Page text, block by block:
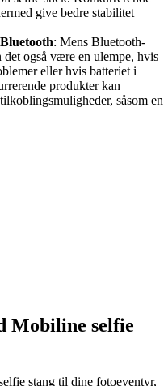
give bedre stabilitet
: Mens Bluetooth-
også være en ulempe, hvis
eller hvis batteriet i
produkter kan
såsom en
Mobiline selfie
stang til dine fotoeventyr,